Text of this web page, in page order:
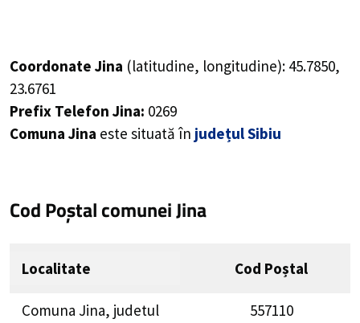
Coordonate Jina (latitudine, longitudine): 45.7850,
23.6761
Prefix Telefon Jina: 0269
Comuna Jina este situată în județul Sibiu
Cod Poștal comunei Jina
Localitate Cod Poștal
Comuna Jina, judetul
557110